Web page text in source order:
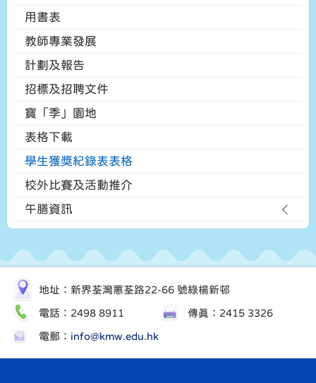
用書表
教師專業發展
計劃及報告
招標及招聘文件
寶「季」園地
表格下載
學生獲獎紀錄表表格
校外比賽及活動推介
午膳資訊
地址：新界荃灣蕙荃路22-66 號綠楊新邨
電話：2498 8911 傳真：2415 3326
電郵： info@kmw.edu.hk